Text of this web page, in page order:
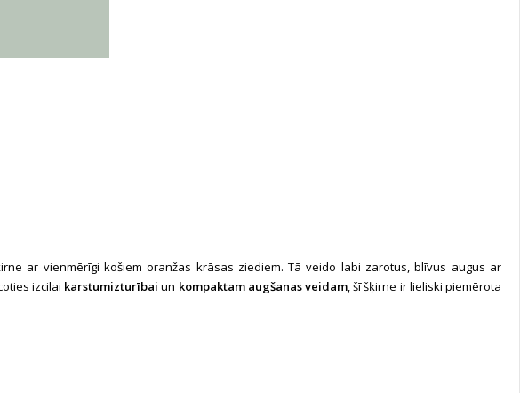
ar vienmērīgi košiem oranžas krāsas ziediem. Tā veido labi zarotus, blīvus augus ar
izcilai karstumizturībai un kompaktam augšanas veidam, šī šķirne ir lieliski piemērota